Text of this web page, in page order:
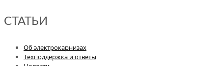
СТАТЬИ
Об электрокарнизах
Техподдержка и ответы